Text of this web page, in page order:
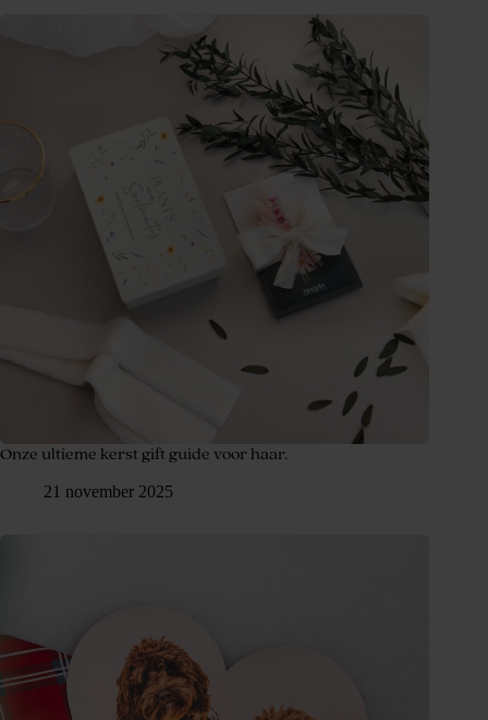
Onze ultieme kerst gift guide voor haar.
21 november 2025